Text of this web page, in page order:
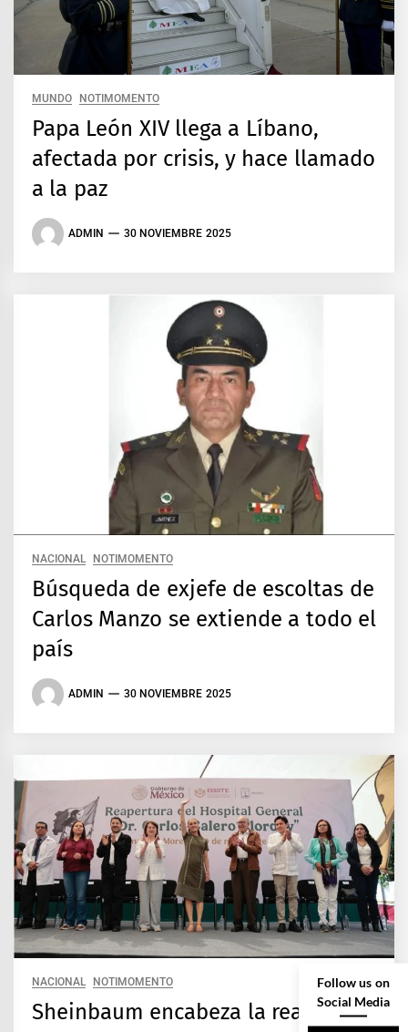
MUNDO NOTIMOMENTO
Papa León XIV llega a Líbano,
afectada por crisis, y hace llamado
a la paz
ADMIN 30 NOVIEMBRE 2025
NACIONAL NOTIMOMENTO
Búsqueda de exjefe de escoltas de
Carlos Manzo se extiende a todo el
país
ADMIN 30 NOVIEMBRE 2025
NACIONAL NOTIMOMENTO
Sheinbaum encabeza la reapertura
Follow us on
Social Media